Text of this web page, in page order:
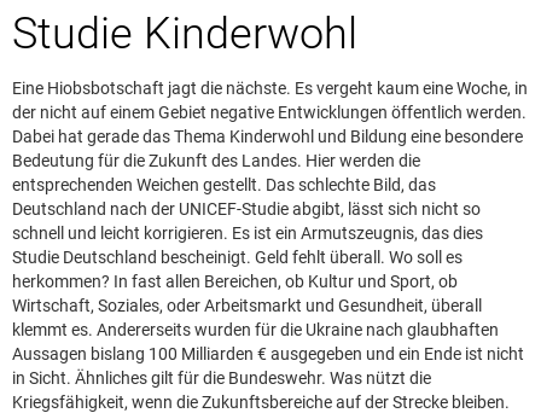
Leserbriefe lesen
Kontakt
Studie Kinderwohl
Eine Hiobsbotschaft jagt die nächste. Es vergeht kaum eine Woche, in
der nicht auf einem Gebiet negative Entwicklungen öffentlich werden.
Dabei hat gerade das Thema Kinderwohl und Bildung eine besondere
Bedeutung für die Zukunft des Landes. Hier werden die
entsprechenden Weichen gestellt. Das schlechte Bild, das
Deutschland nach der UNICEF-Studie abgibt, lässt sich nicht so
schnell und leicht korrigieren. Es ist ein Armutszeugnis, das dies
Studie Deutschland bescheinigt. Geld fehlt überall. Wo soll es
herkommen? In fast allen Bereichen, ob Kultur und Sport, ob
Wirtschaft, Soziales, oder Arbeitsmarkt und Gesundheit, überall
klemmt es. Andererseits wurden für die Ukraine nach glaubhaften
Aussagen bislang 100 Milliarden € ausgegeben und ein Ende ist nicht
in Sicht. Ähnliches gilt für die Bundeswehr. Was nützt die
Kriegsfähigkeit, wenn die Zukunftsbereiche auf der Strecke bleiben.